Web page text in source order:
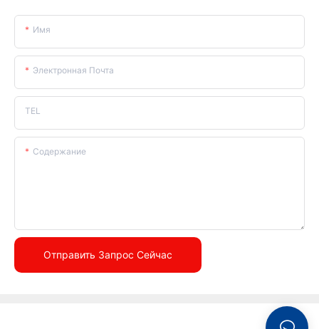
Имя
Электронная Почта
TEL
Содержание
Отправить Запрос Сейчас